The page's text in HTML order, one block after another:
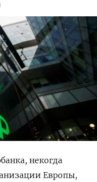
некогда
Европы,